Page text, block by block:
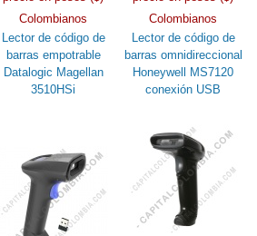
Colombianos
Lector de código de
barras empotrable
Datalogic Magellan
3510HSi
Colombianos
Lector de código de
barras omnidireccional
Honeywell MS7120
conexión USB